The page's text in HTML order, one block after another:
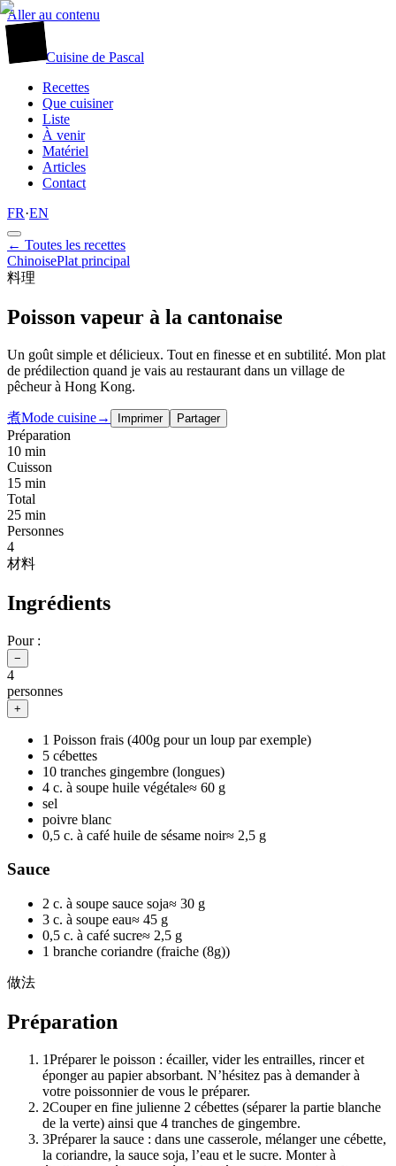
Aller au contenu
Cuisine de Pascal
Recettes
Que cuisiner
Liste
À venir
Matériel
Articles
Contact
FR·EN
← Toutes les recettes
ChinoisePlat principal
料理
Poisson vapeur à la cantonaise
Un goût simple et délicieux. Tout en finesse et en subtilité. Mon plat
de prédilection quand je vais au restaurant dans un village de
pêcheur à Hong Kong.
煮Mode cuisine→ Imprimer Partager
Préparation
10 min
Cuisson
15 min
Total
25 min
Personnes
4
材料
Ingrédients
Pour :
−
4
personnes
+
1 Poisson frais (400g pour un loup par exemple)
5 cébettes
10 tranches gingembre (longues)
4 c. à soupe huile végétale≈ 60 g
sel
poivre blanc
0,5 c. à café huile de sésame noir≈ 2,5 g
Sauce
2 c. à soupe sauce soja≈ 30 g
3 c. à soupe eau≈ 45 g
0,5 c. à café sucre≈ 2,5 g
1 branche coriandre (fraiche (8g))
做法
Préparation
1Préparer le poisson : écailler, vider les entrailles, rincer et
éponger au papier absorbant. N’hésitez pas à demander à
votre poissonnier de vous le préparer.
2Couper en fine julienne 2 cébettes (séparer la partie blanche
de la verte) ainsi que 4 tranches de gingembre.
3Préparer la sauce : dans une casserole, mélanger une cébette,
la coriandre, la sauce soja, l’eau et le sucre. Monter à